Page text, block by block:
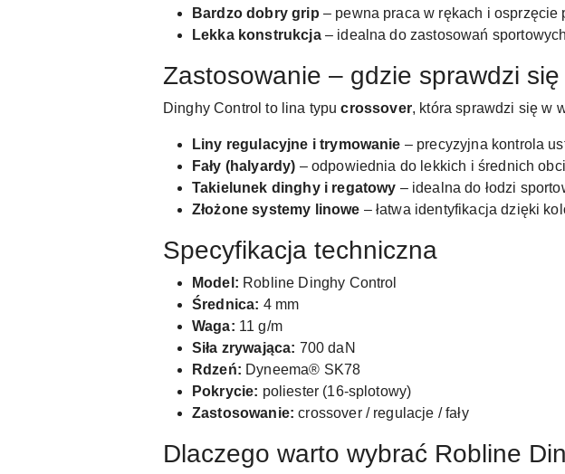
Bardzo dobry grip – pewna praca w rękach i osprzęcie
Lekka konstrukcja– idealna do zastosowań
Zastosowanie – gdzie sprawdzi
Dinghy Control to lina typucrossover, która sprawdzi się w
Liny regulacyjne i trymowanie – precyzyjna kontrola
Fały (halyardy) – odpowiednia do lekkich i średnich
Takielunek dinghy i regatowy – idealna do łodzi
Złożone systemy linowe – łatwa identyfikacja dzięki
Specyfikacja techniczna
Model: Robline Dinghy Control
Średnica: 4 mm
Waga: 11 g/m
Siła zrywająca: 700 daN
Rdzeń: Dyneema® SK78
Pokrycie: poliester (16-splotowy)
Zastosowanie: crossover / regulacje / fały
Dlaczego warto wybrać Robline